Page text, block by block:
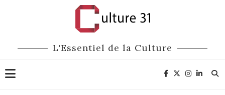
L'Essentiel de la Culture